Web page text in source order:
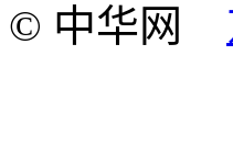
© 中华网